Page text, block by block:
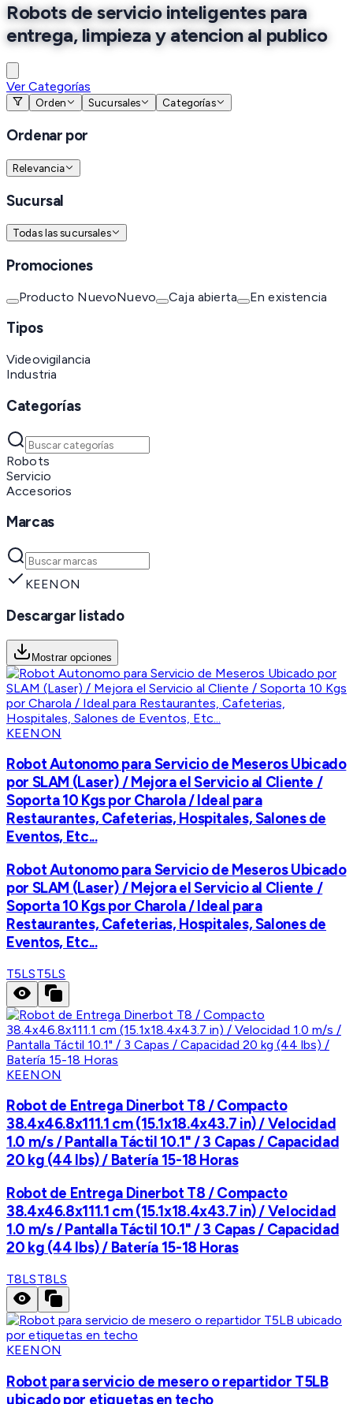
Robots de servicio inteligentes para
entrega, limpieza y atencion al publico
Ver Categorías
Orden Sucursales Categorías
Ordenar por
Relevancia
Sucursal
Todas las sucursales
Promociones
Producto NuevoNuevo Caja abierta En existencia
Tipos
Videovigilancia
Industria
Categorías
Robots
Servicio
Accesorios
Marcas
KEENON
Descargar listado
Mostrar opciones
KEENON
Robot Autonomo para Servicio de Meseros Ubicado
por SLAM (Laser) / Mejora el Servicio al Cliente /
Soporta 10 Kgs por Charola / Ideal para
Restaurantes, Cafeterias, Hospitales, Salones de
Eventos, Etc...
Robot Autonomo para Servicio de Meseros Ubicado
por SLAM (Laser) / Mejora el Servicio al Cliente /
Soporta 10 Kgs por Charola / Ideal para
Restaurantes, Cafeterias, Hospitales, Salones de
Eventos, Etc...
T5LST5LS
KEENON
Robot de Entrega Dinerbot T8 / Compacto
38.4x46.8x111.1 cm (15.1x18.4x43.7 in) / Velocidad
1.0 m/s / Pantalla Táctil 10.1" / 3 Capas / Capacidad
20 kg (44 lbs) / Batería 15-18 Horas
Robot de Entrega Dinerbot T8 / Compacto
38.4x46.8x111.1 cm (15.1x18.4x43.7 in) / Velocidad
1.0 m/s / Pantalla Táctil 10.1" / 3 Capas / Capacidad
20 kg (44 lbs) / Batería 15-18 Horas
T8LST8LS
KEENON
Robot para servicio de mesero o repartidor T5LB
ubicado por etiquetas en techo